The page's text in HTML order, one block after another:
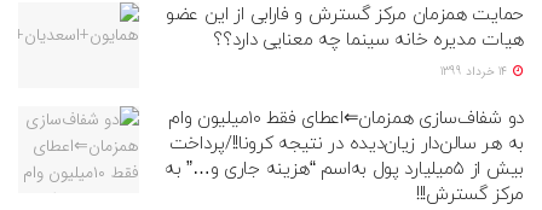
حمایت همزمان مرکز گسترش و فارابی از این عضو
هیات مدیره خانه سینما چه معنایی دارد؟؟
دو شفاف‌سازی همزمان⇐اعطای فقط ۱۰میلیون وام
به هر سالن‌دار زیان‌دیده در نتیجه کرونا!!/پرداخت
بیش از ۵میلیارد پول به‌اسم “هزینه جاری و…” به
مرکز گسترش!!!